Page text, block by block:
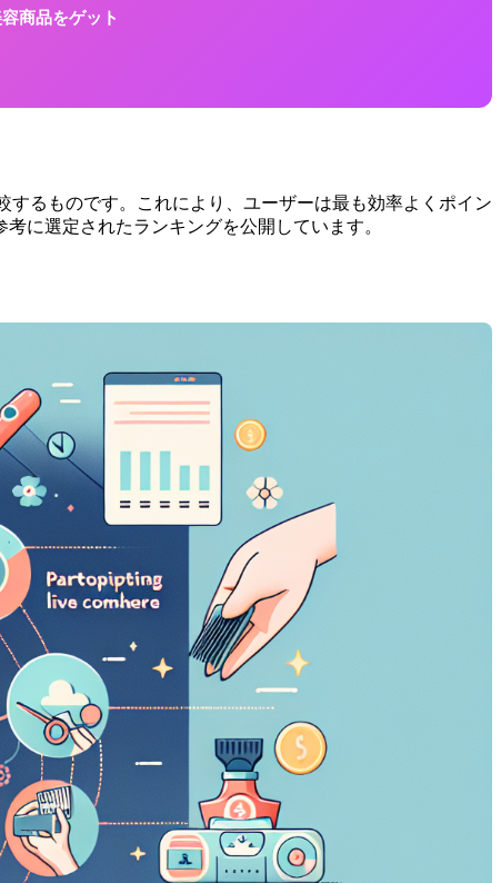
商品をゲット
るものです。これにより、ユーザーは最も効率よくポイン
に選定されたランキングを公開しています。